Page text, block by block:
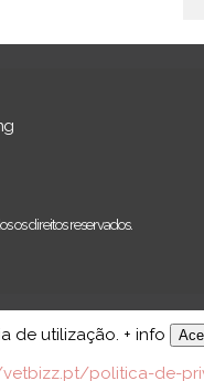
os direitos reservados.
de utilização. + info
politica-de-